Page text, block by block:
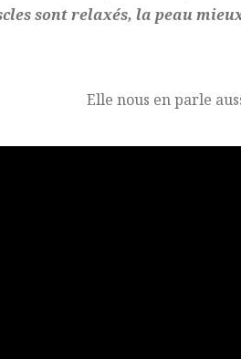
sont relaxés, la peau
Elle nous en parle